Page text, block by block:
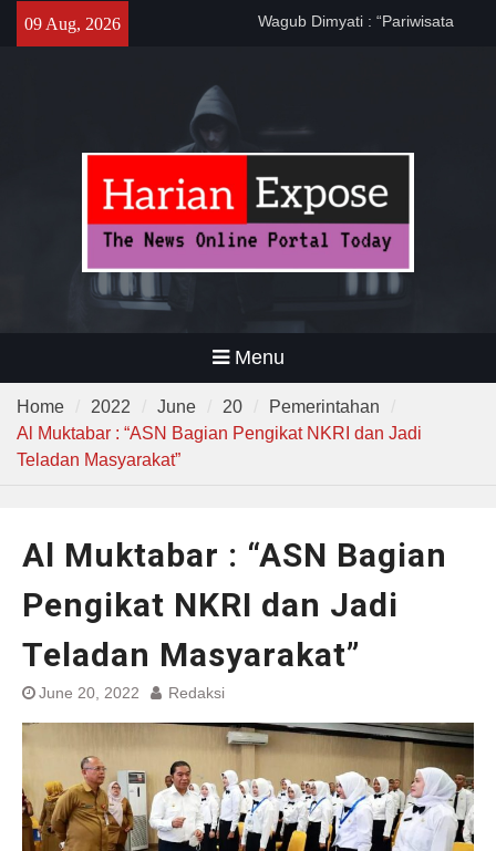
09 Aug, 2026
Dewa United Basketball
Labuan, Ribuan Warga
Antusias Periksa Kesehatan
Menu
Home 2022 June 20
Pemerintahan
Al Muktabar : “ASN Bagian Pengikat NKRI dan Jadi
Teladan Masyarakat”
Al Muktabar : “ASN Bagian
Pengikat NKRI dan Jadi
Teladan Masyarakat”
June 20, 2022 Redaksi